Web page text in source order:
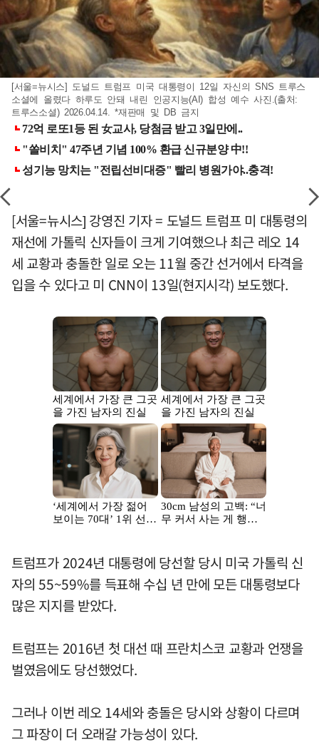
[서울=뉴시스] 도널드 트럼프 미국 대통령이 12일 자신의 SNS 트루스
소셜에 올렸다 하루도 안돼 내린 인공지능(AI) 합성 예수 사진.(출처:
트루스소셜) 2026.04.14. *재판매 및 DB 금지
[서울=뉴시스] 강영진 기자 = 도널드 트럼프 미 대통령의
재선에 가톨릭 신자들이 크게 기여했으나 최근 레오 14
세 교황과 충돌한 일로 오는 11월 중간 선거에서 타격을
입을 수 있다고 미 CNN이 13일(현지시각) 보도했다.
트럼프가 2024년 대통령에 당선할 당시 미국 가톨릭 신
자의 55~59%를 득표해 수십 년 만에 모든 대통령보다
많은 지지를 받았다.
트럼프는 2016년 첫 대선 때 프란치스코 교황과 언쟁을
벌였음에도 당선했었다.
그러나 이번 레오 14세와 충돌은 당시와 상황이 다르며
그 파장이 더 오래갈 가능성이 있다.